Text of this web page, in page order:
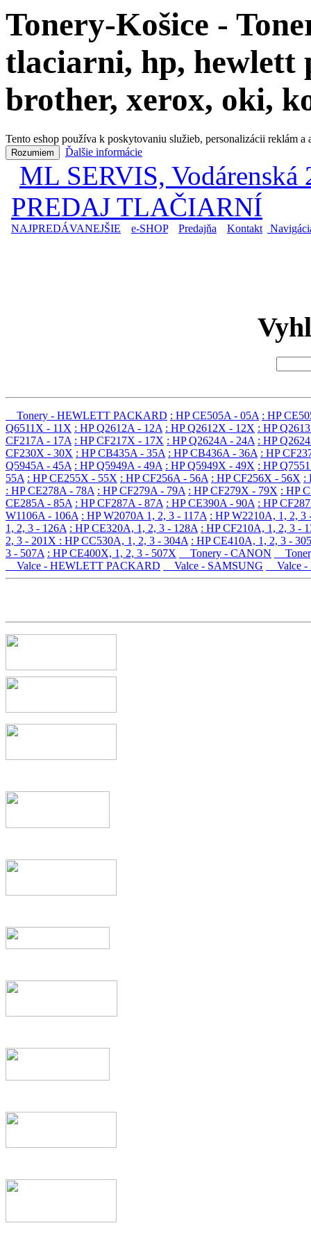
Tonery-Košice -
tlaciarni, hp, hewlett
brother, xerox, oki,
Tento eshop používa k poskytovaniu služieb, personalizácii reklám
Rozumiem Ďalšie informácie
ML SERVIS,
PREDAJ TLAČIARNÍ
NAJPREDÁVANEJŠIE e-SHOP Predajňa Kontakt
Tonery - HEWLETT PACKARD : HP CE505A - 05A : HP
Q6511X - 11X : HP Q2612A - 12A : HP Q2612X - 12X : HP
CF217A - 17A : HP CF217X - 17X : HP Q2624A - 24A : HP
CF230X - 30X : HP CB435A - 35A : HP CB436A - 36A : HP
Q5945A - 45A : HP Q5949A - 49A : HP Q5949X - 49X : HP
55A : HP CE255X - 55X : HP CF256A - 56A : HP CF256X - 56X :
: HP CE278A - 78A : HP CF279A - 79A : HP CF279X - 79X : HP
CE285A - 85A : HP CF287A - 87A : HP CE390A - 90A : HP
W1106A - 106A : HP W2070A 1, 2, 3 - 117A : HP W2210A, 1, 2, 3
1, 2, 3 - 126A : HP CE320A, 1, 2, 3 - 128A : HP CF210A, 1, 2, 3 -
2, 3 - 201X : HP CC530A, 1, 2, 3 - 304A : HP CE410A, 1, 2, 3 -
3 - 507A : HP CE400X, 1, 2, 3 - 507X Tonery - CANON
Valce - HEWLETT PACKARD
Valce - SAMSUNG Valce -